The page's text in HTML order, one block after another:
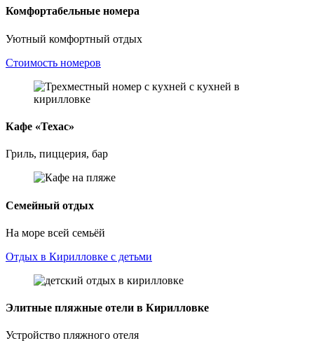
Комфортабельные номера
Уютный комфортный отдых
Стоимость номеров
Кафе «Техас»
Гриль, пиццерия, бар
Семейный отдых
На море всей семьёй
Отдых в Кирилловке с детьми
Элитные пляжные отели в Кирилловке
Устройство пляжного отеля